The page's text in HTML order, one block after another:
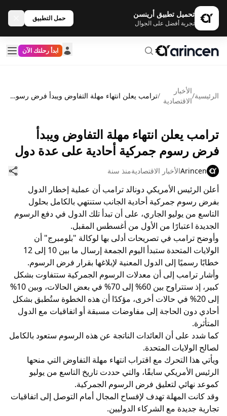
تحميل تطبيق أرينسن
تجربة أفضل على الجوال
حمل التطبيق
ابدأ رحلتك الآن
الرئيسية/
الأخبار
الاقتصادية
/ ترامب يعلن انتهاء مهلة التفاوض ويبدأ فرض رسوم جمركية أحادية على عدة دول
ترامب يعلن انتهاء مهلة التفاوض ويبدأ
فرض رسوم جمركية أحادية على عدة دول
Arincenالأخبار الاقتصاديةمنذ سنة
أعلن الرئيس الأمريكي دونالد ترامب أن عملية إخطار الدول
بفرض رسوم جمركية أحادية الجانب ستنتهي بالكامل بحلول
التاسع من يوليو الجاري، على أن تبدأ تلك الدول في دفع الرسوم
الجديدة اعتبارًا من الأول من أغسطس المقبل.
وأوضح ترامب في تصريحات أدلى بها لوكالة "بلومبرج" أن
الولايات المتحدة ستبدأ اليوم الجمعة إرسال ما بين 10 إلى 12
خطابًا رسميًا إلى الدول المعنية لإبلاغها بقرار فرض الرسوم.
وأشار ترامب إلى أن معدلات الرسوم الجمركية ستتفاوت بشكل
كبير، إذ ستتراوح بين 60% إلى 70% في بعض الحالات، وبين 10%
إلى 20% في حالات أخرى، مؤكدًا أن هذه الخطوة ستُطبق بشكل
أحادي دون الحاجة إلى مفاوضات مسبقة أو اتفاقيات مع الدول
المتأثرة.
كما شدد على أن العائدات الناتجة عن هذه الرسوم ستعود بالكامل
لصالح الولايات المتحدة.
ويأتي هذا التحرك مع اقتراب انتهاء مهلة التفاوض التي منحها
الرئيس الأمريكي سابقًا، والتي حددت تاريخ التاسع من يوليو
كموعد نهائي لتعليق فرض الرسوم الجمركية.
وقد كانت المهلة تهدف لإفساح المجال أمام التوصل إلى اتفاقيات
تجارية جديدة مع الشركاء الدوليين.